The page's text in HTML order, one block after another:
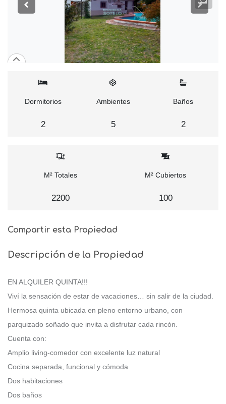
Dormitorios
2
Ambientes
5
Baños
2
M² Totales
2200
M² Cubiertos
100
Compartir esta Propiedad
Descripción de la Propiedad
EN ALQUILER QUINTA!!!
Viví la sensación de estar de vacaciones… sin salir de la ciudad.
Hermosa quinta ubicada en pleno entorno urbano, con
parquizado soñado que invita a disfrutar cada rincón.
Cuenta con:
Amplio living-comedor con excelente luz natural
Cocina separada, funcional y cómoda
Dos habitaciones
Dos baños